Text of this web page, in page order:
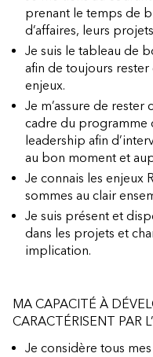
prenant le temps de
d’affaires, leurs
Je suis le tableau de
afin de toujours
enjeux.
Je m’assure de rester
cadre du
leadership afin
au bon moment et
Je connais les enjeux
sommes au clair
Je suis présent et
dans les projets et
implication.
MA CAPACITÉ À
CARACTÉRISENT PAR
Je considère tous